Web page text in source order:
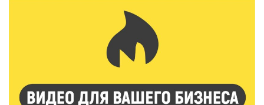
Калининские футболисты представят Тверскую
область на всероссийском марафоне «Земля
6 Авг 2026 15:48 558